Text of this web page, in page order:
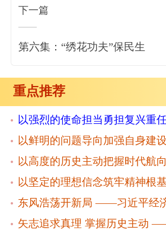
下一篇
第六集：“绣花功夫”保民生
重点推荐
以强烈的使命担当勇担复兴
以鲜明的问题导向加强自身
以高度的历史主动把握时代
以坚定的理想信念筑牢精神
东风浩荡开新局 ——习近平经
矢志追求真理 掌握历史主动